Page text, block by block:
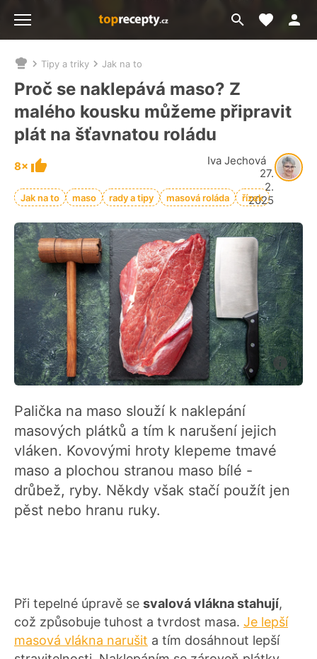
Přejít
na
Moje
Nacházíte
se
zde:
Tipy a triky Jak na to
Proč se naklepává maso? Z
malého kousku můžeme připravit
plát na šťavnatou roládu
8×
Iva Jechová
27.
2.
2025
Jak na to maso rady a tipy masová roláda řízek
Palička na maso slouží k naklepání
masových plátků a tím k narušení jejich
vláken. Kovovými hroty klepeme tmavé
maso a plochou stranou maso bílé -
drůbež, ryby. Někdy však stačí použít jen
pěst nebo hranu ruky.
Při tepelné úpravě se svalová vlákna stahují,
což způsobuje tuhost a tvrdost masa. Je lepší
masová vlákna narušit a tím dosáhnout lepší